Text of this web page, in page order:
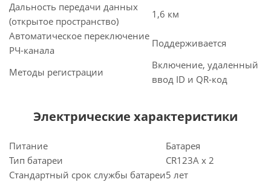
Дальность передачи данных
(открытое пространство)
1,6 км
Автоматическое переключение
РЧ-канала
Поддерживается
Методы регистрации
Включение, удаленный
ввод ID и QR-код
Электрические характеристики
Питание
Батарея
Тип батареи
CR123A x 2
Стандартный срок службы батареи5 лет